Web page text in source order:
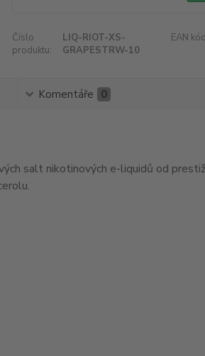
Číslo
produktu:
LIQ-RIOT-XS-
GRAPESTRW-10
EAN
Komentáře 0
salt nikotinových e-liquidů od